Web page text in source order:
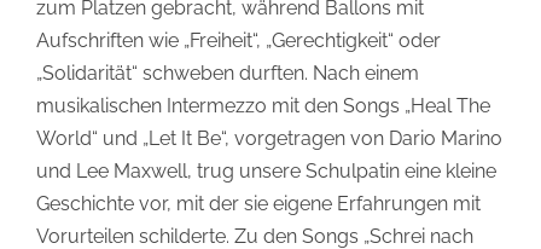
zum Platzen gebracht, während Ballons mit
Aufschriften wie „Freiheit“, „Gerechtigkeit“ oder
„Solidarität“ schweben durften. Nach einem
musikalischen Intermezzo mit den Songs „Heal The
World“ und „Let It Be“, vorgetragen von Dario Marino
und Lee Maxwell, trug unsere Schulpatin eine kleine
Geschichte vor, mit der sie eigene Erfahrungen mit
Vorurteilen schilderte. Zu den Songs „Schrei nach